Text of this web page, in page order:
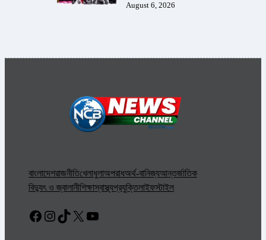
August 6, 2026
বাংলাদেশরাজনীতিখেলাধুলাঅপরাধঅর্থ-বানিজ্যআন্তর্জাতিক
বিদ্যুৎ ও জ্বালানীশিক্ষাস্বাস্থ্যপ্রযুক্তিলাইফস্টাইল
Facebook
Instagram
TikTok
X YouTube